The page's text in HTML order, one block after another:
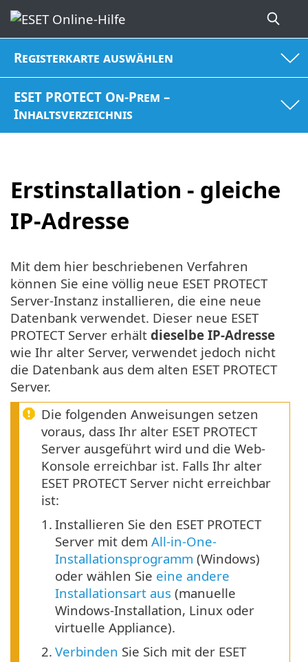
Registerkarte auswählen
ESET PROTECT On-Prem –
Inhaltsverzeichnis
Erstinstallation - gleiche
IP-Adresse
Mit dem hier beschriebenen Verfahren
können Sie eine völlig neue ESET PROTECT
Server-Instanz installieren, die eine neue
Datenbank verwendet. Dieser neue ESET
PROTECT Server erhält dieselbe IP-Adresse
wie Ihr alter Server, verwendet jedoch nicht
die Datenbank aus dem alten ESET PROTECT
Server.
Die folgenden Anweisungen setzen
voraus, dass Ihr alter ESET PROTECT
Server ausgeführt wird und die Web-
Konsole erreichbar ist. Falls Ihr alter
ESET PROTECT Server nicht erreichbar
ist:
1. Installieren Sie den ESET PROTECT
Server mit dem All-in-One-
Installationsprogramm (Windows)
oder wählen Sie eine andere
Installationsart aus (manuelle
Windows-Installation, Linux oder
virtuelle Appliance).
2. Verbinden Sie Sich mit der ESET